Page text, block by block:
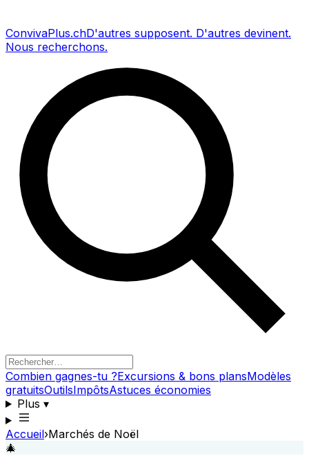
ConvivaPlus.chD'autres supposent. D'autres devinent.
Nous recherchons.
Combien gagnes-tu ?Excursions & bons plansModèles
gratuitsOutilsImpôtsAstuces économies
Plus ▾
Accueil›Marchés de Noël
🎄